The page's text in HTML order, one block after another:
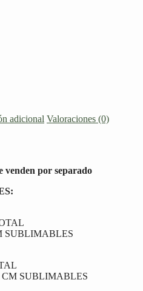
adicional Valoraciones (0)
venden por separado
SUBLIMABLES
CM SUBLIMABLES